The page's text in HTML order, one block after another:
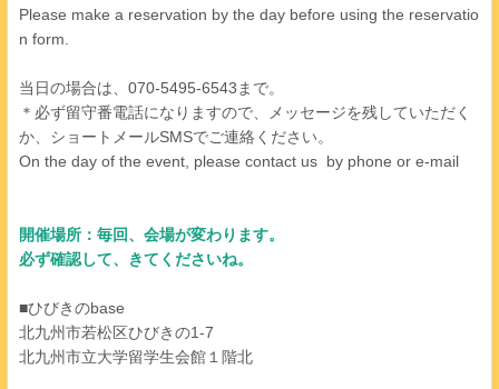
Please make a reservation by the day before using the reservatio
n form.
当日の場合は、070-5495-6543まで。
＊必ず留守番電話になりますので、メッセージを残していただく
か、ショートメールSMSでご連絡ください。
On the day of the event, please contact us by phone or e-mail
開催場所：毎回、会場が変わります。
必ず確認して、きてくださいね。
■ひびきのbase
北九州市若松区ひびきの1-7
北九州市立大学留学生会館１階北